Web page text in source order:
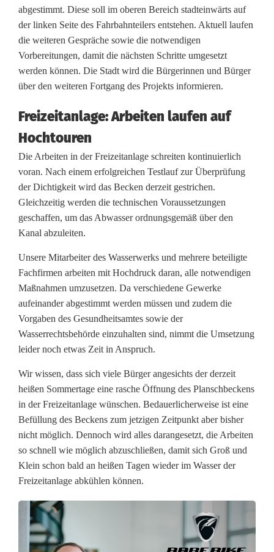
i
S
t
a
t
l
a
t
z
u
n
d
F
r
e
i
z
e
i
t
a
abgestimmt. Diese soll im oberen Bereich stadteinwärts auf
der linken Seite des Fahrbahnteilers entstehen. Aktuell laufen
die weiteren Gespräche sowie die notwendigen
Vorbereitungen, damit die nächsten Schritte umgesetzt
werden können. Die Stadt wird die Bürgerinnen und Bürger
über den weiteren Fortgang des Projekts informieren.
Freizeitanlage: Arbeiten laufen auf
Hochtouren
Die Arbeiten in der Freizeitanlage schreiten kontinuierlich
voran. Nach einem erfolgreichen Testlauf zur Überprüfung
der Dichtigkeit wird das Becken derzeit gestrichen.
Gleichzeitig werden die technischen Voraussetzungen
geschaffen, um das Abwasser ordnungsgemäß über den
Kanal abzuleiten.
Unsere Mitarbeiter des Wasserwerks und mehrere beteiligte
Fachfirmen arbeiten mit Hochdruck daran, alle notwendigen
Maßnahmen umzusetzen. Da verschiedene Gewerke
aufeinander abgestimmt werden müssen und zudem die
Vorgaben des Gesundheitsamtes sowie der
Wasserrechtsbehörde einzuhalten sind, nimmt die Umsetzung
leider noch etwas Zeit in Anspruch.
Wir wissen, dass sich viele Bürger angesichts der derzeit
heißen Sommertage eine rasche Öffnung des Planschbeckens
in der Freizeitanlage wünschen. Bedauerlicherweise ist eine
Befüllung des Beckens zum jetzigen Zeitpunkt aber bisher
nicht möglich. Dennoch wird alles darangesetzt, die Arbeiten
so schnell wie möglich abzuschließen, damit sich Groß und
Klein schon bald an heißen Tagen wieder im Wasser der
Freizeitanlage abkühlen können.